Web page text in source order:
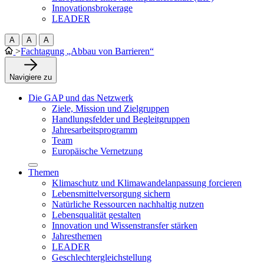
Innovationsbrokerage
LEADER
A A A
>Fachtagung „Abbau von Barrieren“
Navigiere zu
Die GAP und das Netzwerk
Ziele, Mission und Zielgruppen
Handlungsfelder und Begleitgruppen
Jahresarbeitsprogramm
Team
Europäische Vernetzung
Themen
Klimaschutz und Klimawandelanpassung forcieren
Lebensmittelversorgung sichern
Natürliche Ressourcen nachhaltig nutzen
Lebensqualität gestalten
Innovation und Wissenstransfer stärken
Jahresthemen
LEADER
Geschlechtergleichstellung